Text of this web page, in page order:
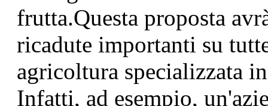
frutta.Questa proposta
ricadute importanti su
agricoltura specializzata
Infatti, ad esempio,